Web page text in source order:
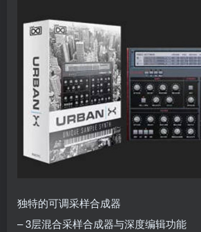
独特的可调采样合成器
– 3层混合采样合成器与深度编辑功能